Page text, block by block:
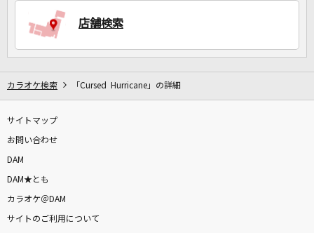
店舗検索
カラオケ検索 「Cursed Hurricane」の詳細
サイトマップ
お問い合わせ
DAM
DAM★とも
カラオケ＠DAM
サイトのご利用について